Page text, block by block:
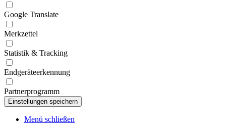
Google Translate
Merkzettel
Statistik & Tracking
Endgeräteerkennung
Partnerprogramm
Menü schließen